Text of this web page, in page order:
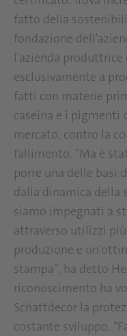
fatto della
fondazione
l'azienda produttrice
esclusivamente a
fatti con materie
caseina e i pigmenti
mercato, contro la
fallimento. "Ma è
porre una delle basi
dalla dinamica della
siamo impegnati a
attraverso utilizzi
produzione e
stampa", ha detto
riconoscimento ha
Schattdecor la
costante sviluppo.